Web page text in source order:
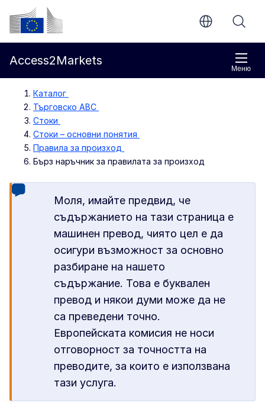
Направо към основното съдържание
Европейска комисия
Меню
Access2Markets
Каталог
Търговско ABC
Стоки
Стоки – основни понятия
Правила за произход
Бърз наръчник за правилата за произход
Моля, имайте предвид, че
съдържанието на тази страница е
машинен превод, чиято цел е да
осигури възможност за основно
разбиране на нашето
съдържание. Това е буквален
превод и някои думи може да не
са преведени точно.
Европейската комисия не носи
отговорност за точността на
преводите, за които е използвана
тази услуга.